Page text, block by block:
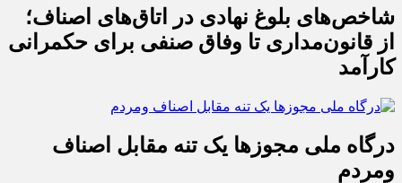
شاخص‌های بلوغ نهادی در اتاق‌های اصناف؛
از قانون‌مداری تا وفاق صنفی برای حکمرانی
کارآمد
درگاه ملی مجوزها یک تنه مقابل اصناف
ومردم